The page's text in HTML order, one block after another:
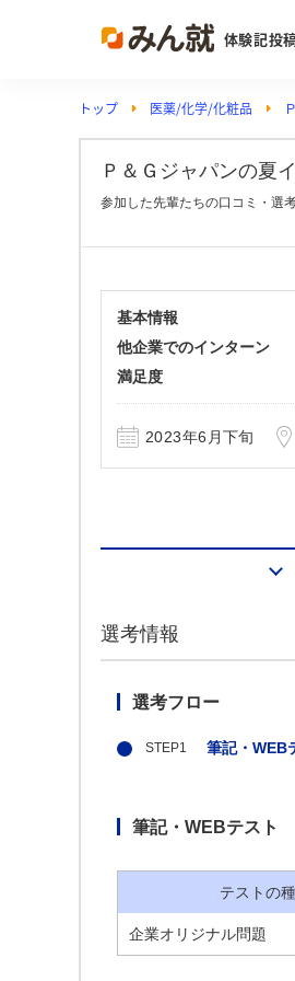
体験記投
トップ 医薬/化学/化粧品
Ｐ＆Ｇジャパンの夏
参加した先輩たちの口コミ・選
基本情報
他企業でのインターン
満足度
2023年6月下旬
選考情報
選考フロー
筆記・WEB
筆記・WEBテスト
テストの
企業オリジナル問題